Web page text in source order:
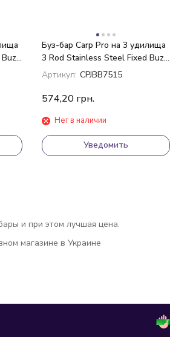
Буз-бар Carp Pro на 3 удилища
3 Rod Stainless Steel Fixed Buzz
Bar 16" 40см
Артикул: CPJBB7515
574,20 грн.
Нет в наличии
Уведомить
и при этом лучшая цена.
магазине в Украине